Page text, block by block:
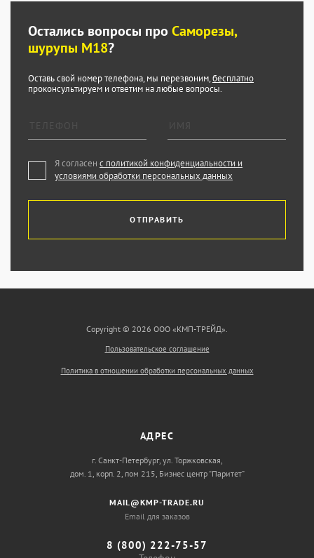
Остались вопросы про Саморезы,
шурупы М18?
Оставь свой номер телефона, мы перезвоним,бесплатно
проконсультируем и ответим на любые вопросы.
Я согласен с политикой конфиденциальности и
условиями обработки персональных данных
ОТПРАВИТЬ
Copyright © 2026 ООО «КМП-ТРЕЙД».
Пользовательское соглашение
Политика в отношении обработки персональных данных
АДРЕС
г. Санкт-Петербург, ул. Торжковская,
дом. 1, корп. 2, пом 215, Бизнес центр “Паритет”
MAIL@KMP-TRADE.RU
Email для заказов
8 (800) 222-75-57